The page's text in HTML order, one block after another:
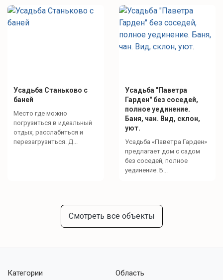
Усадьба Станьково с
баней
Место где можно
погрузиться в идеальный
отдых, расслабиться и
перезагрузиться. Д...
Усадьба "Паветра
Гарден" без соседей,
полное уединение.
Баня, чан. Вид, склон,
уют.
Усадьба «Паветра Гарден»
предлагает дом с садом
без соседей, полное
уединение. Б...
Смотреть все объекты
Категории Область